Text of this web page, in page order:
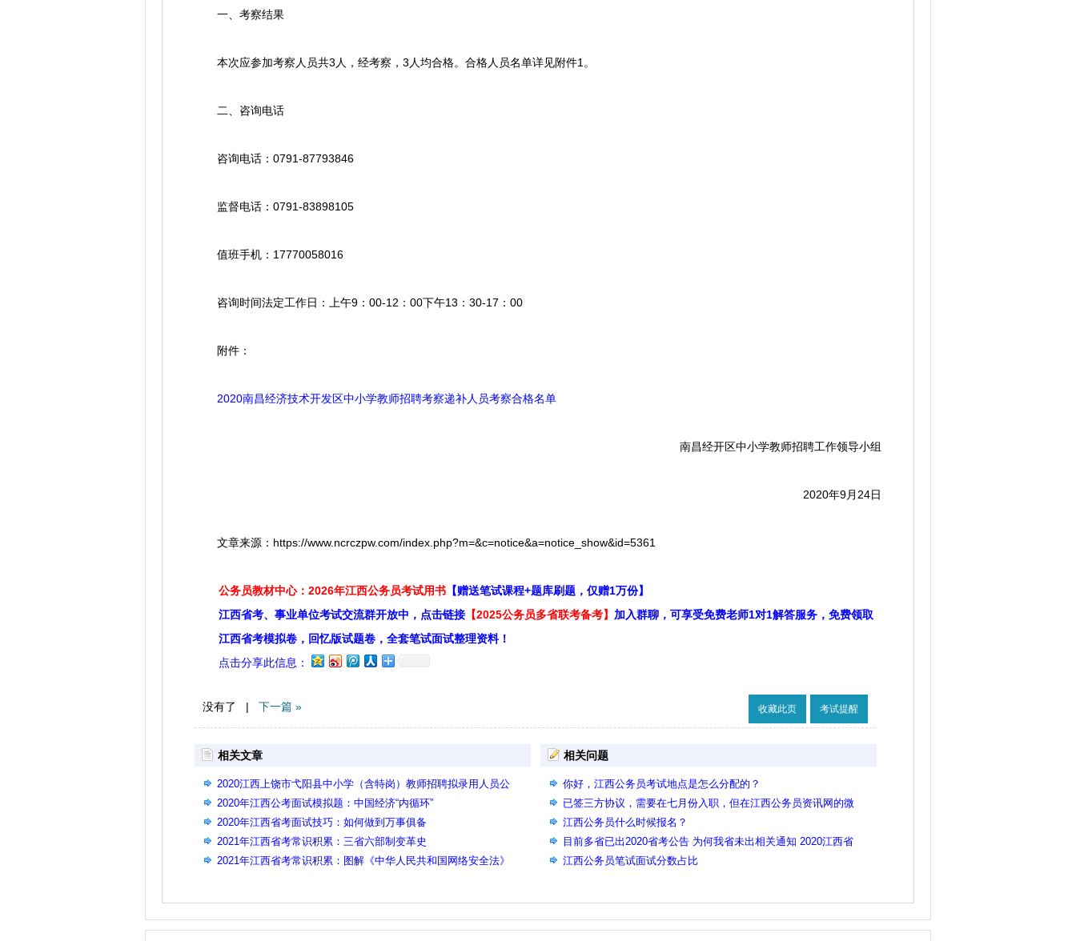
一、考察结果
本次应参加考察人员共3人，经考察，3人均合格。合格人员名单详见附件1。
二、咨询电话
咨询电话：0791-87793846
监督电话：0791-83898105
值班手机：17770058016
咨询时间法定工作日：上午9：00-12：00下午13：30-17：00
附件：
2020南昌经济技术开发区中小学教师招聘考察递补人员考察合格名单
南昌经开区中小学教师招聘工作领导小组
2020年9月24日
文章来源：https://www.ncrczpw.com/index.php?m=&c=notice&a=notice_show&id=5361
公务员教材中心：2026年江西公务员考试用书 【赠送笔试课程+题库刷题，仅赠1万份】
江西省考、事业单位考试交流群开放中，点击链接 【2025公务员多省联考备考】 加入群聊，可享受免费老师1对1解答服务，免费领取
江西省考模拟卷，回忆版试题卷，全套笔试面试整理资料！
点击分享此信息：
没有了 | 下一篇 » 收藏此页 考试提醒
相关文章
2020江西上饶市弋阳县中小学（含特岗）教师招聘拟录用人员公
示
2020年江西公考面试模拟题：中国经济“内循环”
2020年江西省考面试技巧：如何做到万事俱备
2021年江西省考常识积累：三省六部制变革史
2021年江西省考常识积累：图解《中华人民共和国网络安全法》
相关问题
你好，江西公务员考试地点是怎么分配的？
已签三方协议，需要在七月份入职，但在江西公务员资讯网的微
信公众号里看到要放弃单位才能报考，请问是这样吗？
江西公务员什么时候报名？
目前多省已出2020省考公告 为何我省未出相关通知 2020江西省
考时间预计何时 是否能给点信息
江西公务员笔试面试分数占比